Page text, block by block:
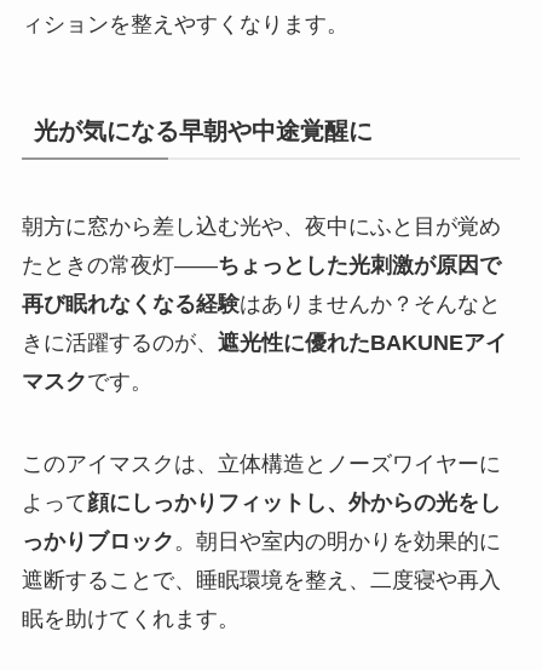
ィションを整えやすくなります。
光が気になる早朝や中途覚醒に
朝方に窓から差し込む光や、夜中にふと目が覚め
たときの常夜灯――ちょっとした光刺激が原因で
再び眠れなくなる経験はありませんか？そんなと
きに活躍するのが、 遮光性に優れたBAKUNEアイ
マスクです。
このアイマスクは、立体構造とノーズワイヤーに
よって顔にしっかりフィットし、外からの光をし
っかりブロック。朝日や室内の明かりを効果的に
遮断することで、睡眠環境を整え、二度寝や再入
眠を助けてくれます。